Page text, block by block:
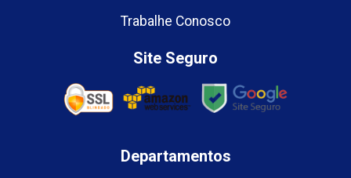
Trabalhe Conosco
Site Seguro
Departamentos